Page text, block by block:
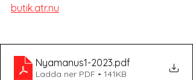
butik.atr.nu
Nyamanus1-2023.pdf
Ladda ner PDF • 141KB